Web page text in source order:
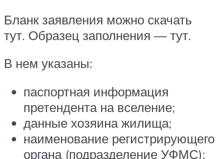
Бланк заявления можно скачать
тут. Образец заполнения — тут.
В нем указаны:
паспортная информация
претендента на вселение;
данные хозяина жилища;
наименование регистрирующего
органа (подразделение УФМС);